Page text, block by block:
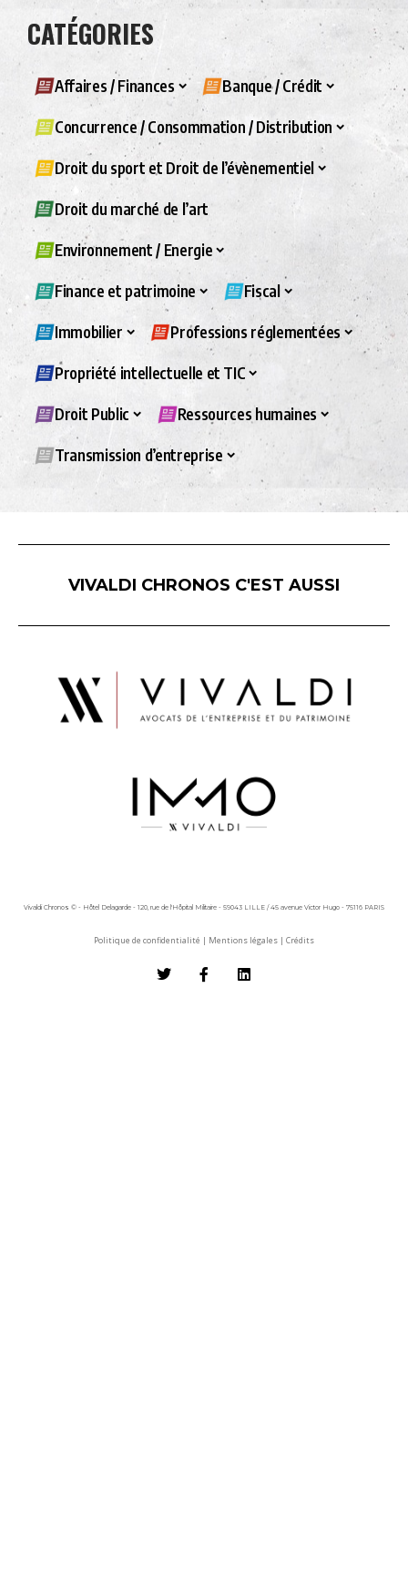
CATÉGORIES
Affaires / Finances Banque / Crédit
Concurrence / Consommation / Distribution
Droit du sport et Droit de l’évènementiel
Droit du marché de l’art
Environnement / Energie
Finance et patrimoine Fiscal
Immobilier Professions réglementées
Propriété intellectuelle et TIC
Droit Public Ressources humaines
Transmission d’entreprise
VIVALDI CHRONOS C'EST AUSSI
Vivaldi Chronos © - Hôtel Delagarde - 120, rue de l'Hôpital Militaire - 59043 LILLE / 45 avenue Victor Hugo - 75116 PARIS
Politique de confidentialité | Mentions légales | Crédits